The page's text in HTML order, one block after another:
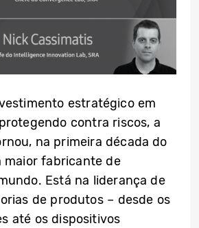
estratégico em
contra riscos, a
na primeira década do
maior fabricante de
Está na liderança de
de produtos – desde os
até os dispositivos